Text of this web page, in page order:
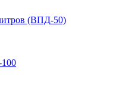
(ВПД-50)